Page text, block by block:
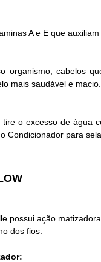
A e E que
organismo, cabelos
mais saudável e macio.
o excesso de
Condicionador para
possui ação
dos fios.